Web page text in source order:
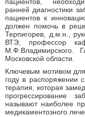
пациентов,
ранней диагностики
пациентов к
должен помочь в
Терпигорев, д.м.н.,
ВТЭ, профессор
М.Ф.Владимирского.
Московской области.
Ключевым мотивом для
году в распоряжении
терапия, которая
прогрессирование
называют наиболее
медикаментозного